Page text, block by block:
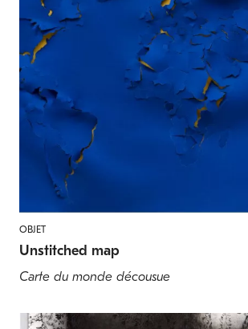
OBJET
Unstitched map
Carte du monde décousue